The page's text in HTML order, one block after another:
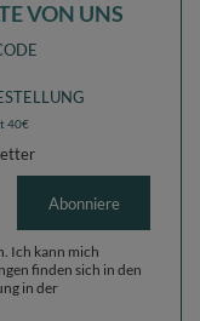
VON UNS
40€
Abonniere
Ich kann mich
finden sich in den
in der